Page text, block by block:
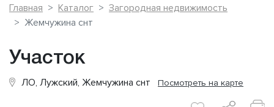
Главная Каталог
Загородная недвижимость
Жемчужина снт
Участок
ЛО, Лужский, Жемчужина снт Посмотреть на карте